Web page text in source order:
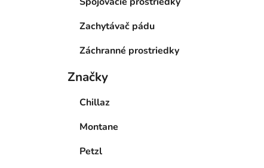
Zachytávač pádu
Záchranné prostriedky
Značky
Chillaz
Montane
Petzl